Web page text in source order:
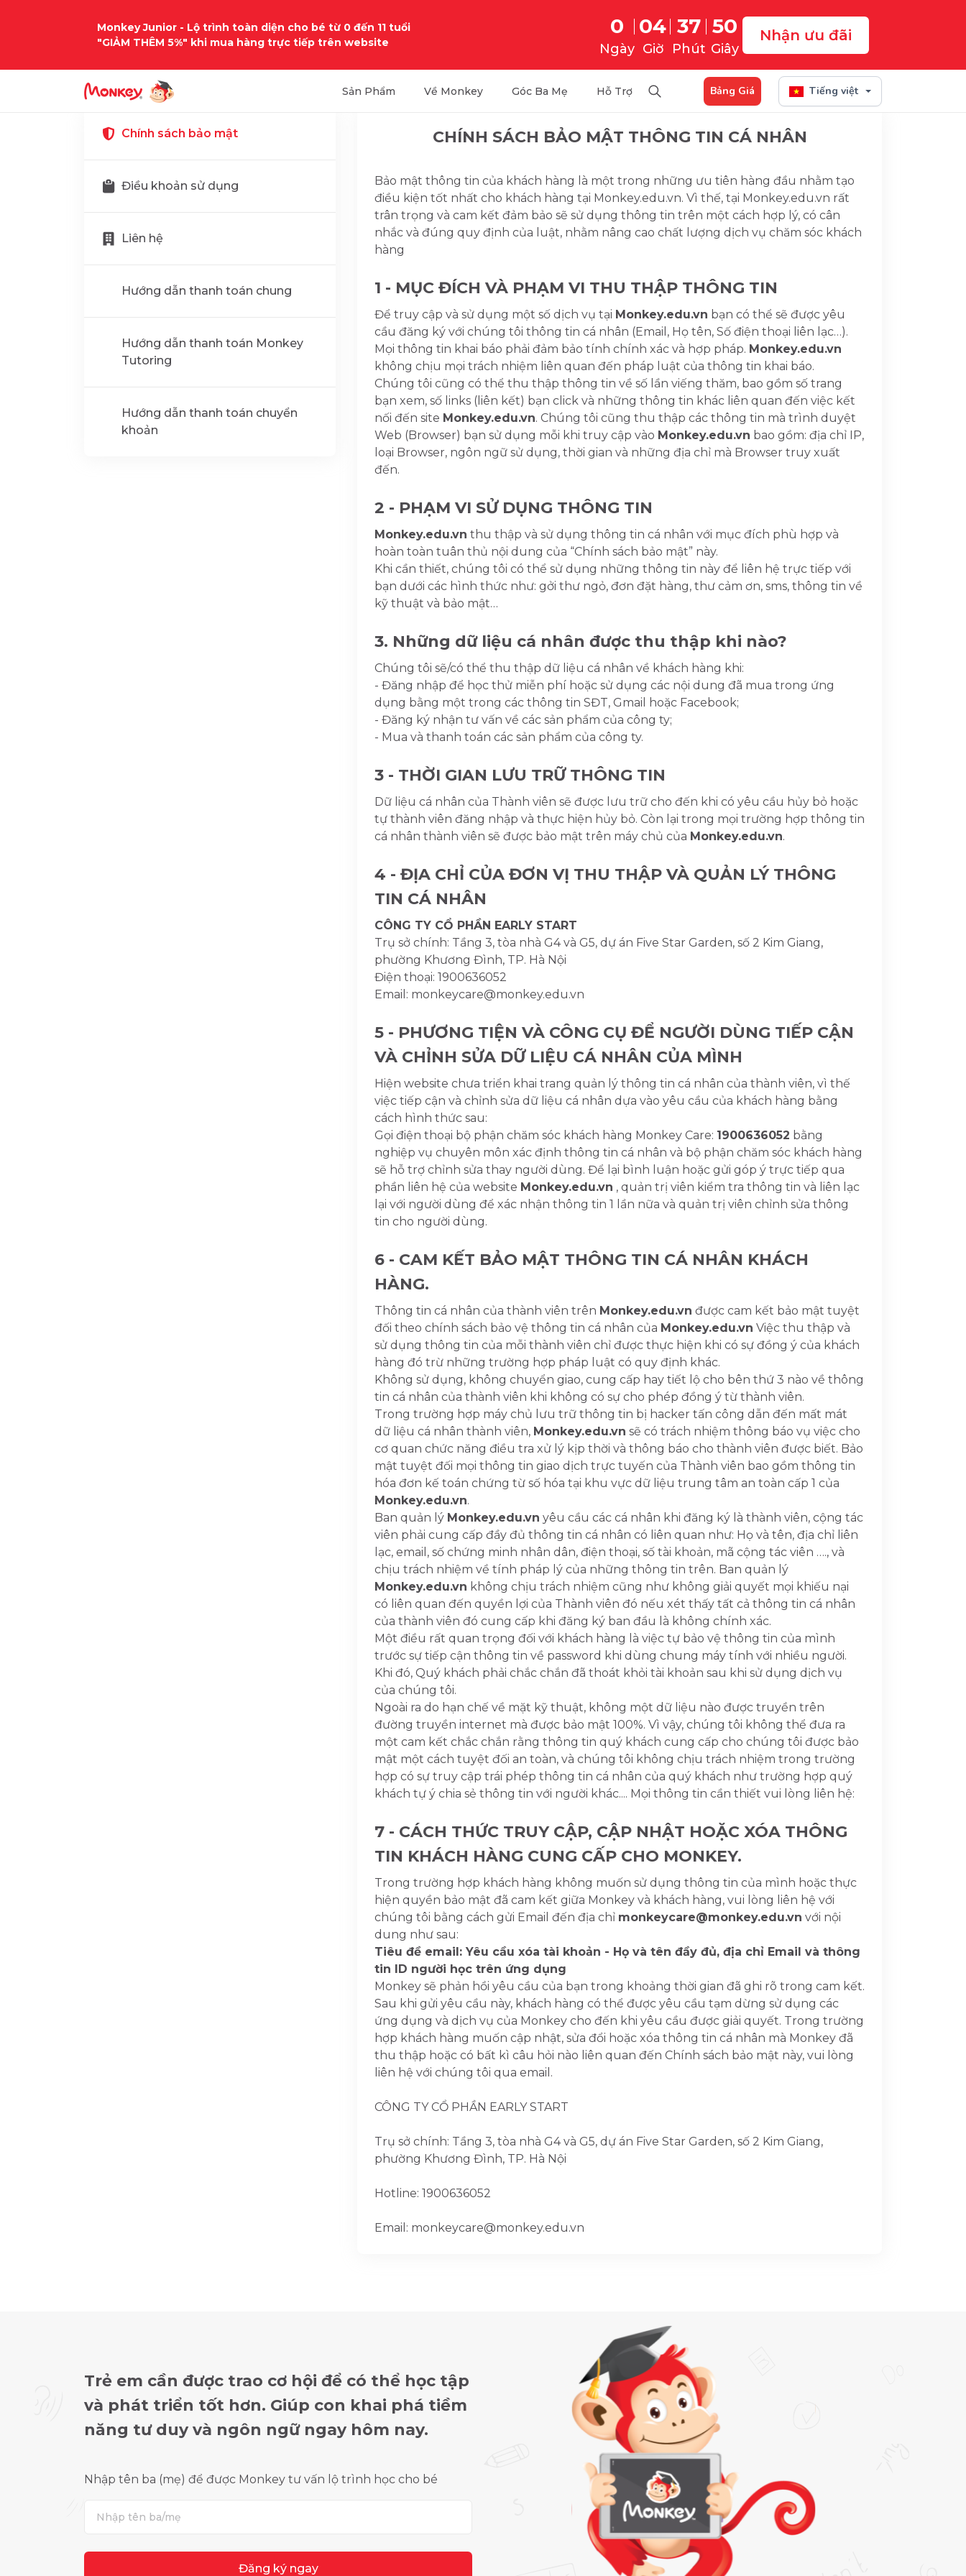
Monkey Junior - Lộ trình toàn diện cho bé từ 0 đến 11 tuổi
"GIẢM THÊM 5%" khi mua hàng trực tiếp trên website
0
Ngày
04
Giờ
37
Phút
49
Giây
Nhận ưu đãi
Sản Phẩm Về Monkey Góc Ba Mẹ Hỗ Trợ Bảng Giá Tiếng việt
Chính sách bảo mật
Điều khoản sử dụng
Liên hệ
Hướng dẫn thanh toán chung
Hướng dẫn thanh toán Monkey
Tutoring
Hướng dẫn thanh toán chuyển
khoản
CHÍNH SÁCH BẢO MẬT THÔNG TIN CÁ NHÂN
Bảo mật thông tin của khách hàng là một trong những ưu tiên hàng đầu nhằm tạo
điều kiện tốt nhất cho khách hàng tại Monkey.edu.vn. Vì thế, tại Monkey.edu.vn rất
trân trọng và cam kết đảm bảo sẽ sử dụng thông tin trên một cách hợp lý, có cân
nhắc và đúng quy định của luật, nhằm nâng cao chất lượng dịch vụ chăm sóc khách
hàng
1 - MỤC ĐÍCH VÀ PHẠM VI THU THẬP THÔNG TIN
Để truy cập và sử dụng một số dịch vụ tại Monkey.edu.vn bạn có thể sẽ được yêu
cầu đăng ký với chúng tôi thông tin cá nhân (Email, Họ tên, Số điện thoại liên lạc…).
Mọi thông tin khai báo phải đảm bảo tính chính xác và hợp pháp. Monkey.edu.vn
không chịu mọi trách nhiệm liên quan đến pháp luật của thông tin khai báo.
Chúng tôi cũng có thể thu thập thông tin về số lần viếng thăm, bao gồm số trang
bạn xem, số links (liên kết) bạn click và những thông tin khác liên quan đến việc kết
nối đến site Monkey.edu.vn. Chúng tôi cũng thu thập các thông tin mà trình duyệt
Web (Browser) bạn sử dụng mỗi khi truy cập vào Monkey.edu.vn bao gồm: địa chỉ IP,
loại Browser, ngôn ngữ sử dụng, thời gian và những địa chỉ mà Browser truy xuất
đến.
2 - PHẠM VI SỬ DỤNG THÔNG TIN
Monkey.edu.vn thu thập và sử dụng thông tin cá nhân với mục đích phù hợp và
hoàn toàn tuân thủ nội dung của “Chính sách bảo mật” này.
Khi cần thiết, chúng tôi có thể sử dụng những thông tin này để liên hệ trực tiếp với
bạn dưới các hình thức như: gởi thư ngỏ, đơn đặt hàng, thư cảm ơn, sms, thông tin về
kỹ thuật và bảo mật…
3. Những dữ liệu cá nhân được thu thập khi nào?
Chúng tôi sẽ/có thể thu thập dữ liệu cá nhân về khách hàng khi:
- Đăng nhập để học thử miễn phí hoặc sử dụng các nội dung đã mua trong ứng
dụng bằng một trong các thông tin SĐT, Gmail hoặc Facebook;
- Đăng ký nhận tư vấn về các sản phẩm của công ty;
- Mua và thanh toán các sản phẩm của công ty.
3 - THỜI GIAN LƯU TRỮ THÔNG TIN
Dữ liệu cá nhân của Thành viên sẽ được lưu trữ cho đến khi có yêu cầu hủy bỏ hoặc
tự thành viên đăng nhập và thực hiện hủy bỏ. Còn lại trong mọi trường hợp thông tin
cá nhân thành viên sẽ được bảo mật trên máy chủ của Monkey.edu.vn.
4 - ĐỊA CHỈ CỦA ĐƠN VỊ THU THẬP VÀ QUẢN LÝ THÔNG
TIN CÁ NHÂN
CÔNG TY CỔ PHẦN EARLY START
Trụ sở chính: Tầng 3, tòa nhà G4 và G5, dự án Five Star Garden, số 2 Kim Giang,
phường Khương Đình, TP. Hà Nội
Điện thoại: 1900636052
Email: monkeycare@monkey.edu.vn
5 - PHƯƠNG TIỆN VÀ CÔNG CỤ ĐỂ NGƯỜI DÙNG TIẾP CẬN
VÀ CHỈNH SỬA DỮ LIỆU CÁ NHÂN CỦA MÌNH
Hiện website chưa triển khai trang quản lý thông tin cá nhân của thành viên, vì thế
việc tiếp cận và chỉnh sửa dữ liệu cá nhân dựa vào yêu cầu của khách hàng bằng
cách hình thức sau:
Gọi điện thoại bộ phận chăm sóc khách hàng Monkey Care: 1900636052 bằng
nghiệp vụ chuyên môn xác định thông tin cá nhân và bộ phận chăm sóc khách hàng
sẽ hỗ trợ chỉnh sửa thay người dùng. Để lại bình luận hoặc gửi góp ý trực tiếp qua
phần liên hệ của website Monkey.edu.vn , quản trị viên kiểm tra thông tin và liên lạc
lại với người dùng để xác nhận thông tin 1 lần nữa và quản trị viên chỉnh sửa thông
tin cho người dùng.
6 - CAM KẾT BẢO MẬT THÔNG TIN CÁ NHÂN KHÁCH
HÀNG.
Thông tin cá nhân của thành viên trên Monkey.edu.vn được cam kết bảo mật tuyệt
đối theo chính sách bảo vệ thông tin cá nhân của Monkey.edu.vn Việc thu thập và
sử dụng thông tin của mỗi thành viên chỉ được thực hiện khi có sự đồng ý của khách
hàng đó trừ những trường hợp pháp luật có quy định khác.
Không sử dụng, không chuyển giao, cung cấp hay tiết lộ cho bên thứ 3 nào về thông
tin cá nhân của thành viên khi không có sự cho phép đồng ý từ thành viên.
Trong trường hợp máy chủ lưu trữ thông tin bị hacker tấn công dẫn đến mất mát
dữ liệu cá nhân thành viên, Monkey.edu.vn sẽ có trách nhiệm thông báo vụ việc cho
cơ quan chức năng điều tra xử lý kịp thời và thông báo cho thành viên được biết. Bảo
mật tuyệt đối mọi thông tin giao dịch trực tuyến của Thành viên bao gồm thông tin
hóa đơn kế toán chứng từ số hóa tại khu vực dữ liệu trung tâm an toàn cấp 1 của
Monkey.edu.vn.
Ban quản lý Monkey.edu.vn yêu cầu các cá nhân khi đăng ký là thành viên, cộng tác
viên phải cung cấp đầy đủ thông tin cá nhân có liên quan như: Họ và tên, địa chỉ liên
lạc, email, số chứng minh nhân dân, điện thoại, số tài khoản, mã cộng tác viên …., và
chịu trách nhiệm về tính pháp lý của những thông tin trên. Ban quản lý
Monkey.edu.vn không chịu trách nhiệm cũng như không giải quyết mọi khiếu nại
có liên quan đến quyền lợi của Thành viên đó nếu xét thấy tất cả thông tin cá nhân
của thành viên đó cung cấp khi đăng ký ban đầu là không chính xác.
Một điều rất quan trọng đối với khách hàng là việc tự bảo vệ thông tin của mình
trước sự tiếp cận thông tin về password khi dùng chung máy tính với nhiều người.
Khi đó, Quý khách phải chắc chắn đã thoát khỏi tài khoản sau khi sử dụng dịch vụ
của chúng tôi.
Ngoài ra do hạn chế về mặt kỹ thuật, không một dữ liệu nào được truyền trên
đường truyền internet mà được bảo mật 100%. Vì vậy, chúng tôi không thể đưa ra
một cam kết chắc chắn rằng thông tin quý khách cung cấp cho chúng tôi được bảo
mật một cách tuyệt đối an toàn, và chúng tôi không chịu trách nhiệm trong trường
hợp có sự truy cập trái phép thông tin cá nhân của quý khách như trường hợp quý
khách tự ý chia sẻ thông tin với người khác.... Mọi thông tin cần thiết vui lòng liên hệ:
7 - CÁCH THỨC TRUY CẬP, CẬP NHẬT HOẶC XÓA THÔNG
TIN KHÁCH HÀNG CUNG CẤP CHO MONKEY.
Trong trường hợp khách hàng không muốn sử dụng thông tin của mình hoặc thực
hiện quyền bảo mật đã cam kết giữa Monkey và khách hàng, vui lòng liên hệ với
chúng tôi bằng cách gửi Email đến địa chỉ monkeycare@monkey.edu.vn với nội
dung như sau:
Tiêu đề email: Yêu cầu xóa tài khoản - Họ và tên đầy đủ, địa chỉ Email và thông
tin ID người học trên ứng dụng
Monkey sẽ phản hồi yêu cầu của bạn trong khoảng thời gian đã ghi rõ trong cam kết.
Sau khi gửi yêu cầu này, khách hàng có thể được yêu cầu tạm dừng sử dụng các
ứng dụng và dịch vụ của Monkey cho đến khi yêu cầu được giải quyết. Trong trường
hợp khách hàng muốn cập nhật, sửa đổi hoặc xóa thông tin cá nhân mà Monkey đã
thu thập hoặc có bất kì câu hỏi nào liên quan đến Chính sách bảo mật này, vui lòng
liên hệ với chúng tôi qua email.
CÔNG TY CỔ PHẦN EARLY START
Trụ sở chính: Tầng 3, tòa nhà G4 và G5, dự án Five Star Garden, số 2 Kim Giang,
phường Khương Đình, TP. Hà Nội
Hotline: 1900636052
Email: monkeycare@monkey.edu.vn
Trẻ em cần được trao cơ hội để có thể học tập
và phát triển tốt hơn. Giúp con khai phá tiềm
năng tư duy và ngôn ngữ ngay hôm nay.
Nhập tên ba (mẹ) để được Monkey tư vấn lộ trình học cho bé
Đăng ký ngay